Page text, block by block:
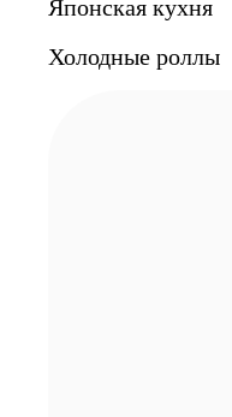
Японская кухня
Холодные роллы